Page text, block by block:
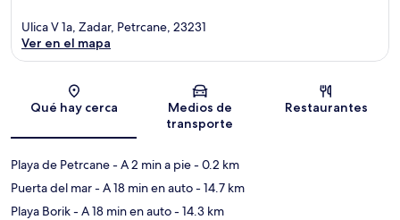
Sección del mapa
Ulica V 1a, Zadar, Petrcane, 23231
Ver en el mapa
Qué hay cerca
Medios de
transporte
Restaurantes
Playa de Petrcane- A 2 min a pie- 0.2 km
Puerta del mar- A 18 min en auto- 14.7 km
Playa Borik- A 18 min en auto- 14.3 km